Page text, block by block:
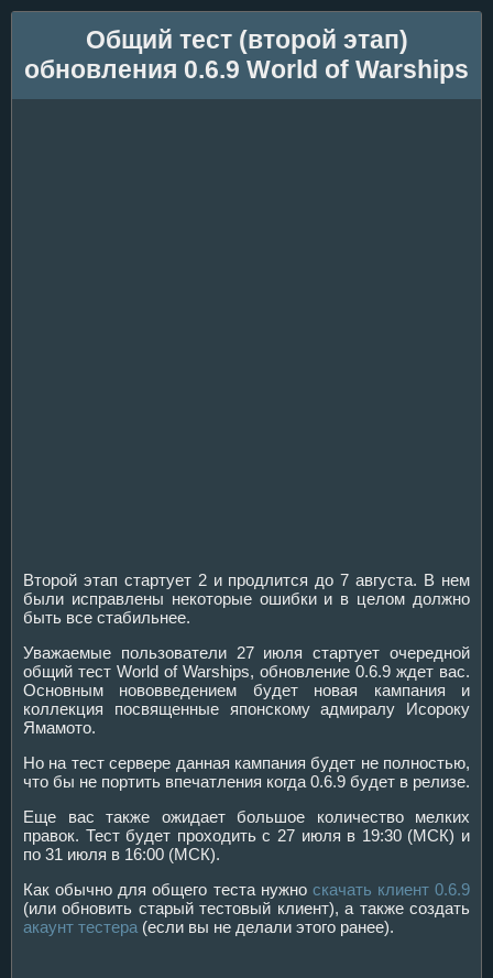
Общий тест (второй этап)
обновления 0.6.9 World of Warships
Второй этап стартует 2 и продлится до 7 августа. В нем
были исправлены некоторые ошибки и в целом должно
быть все стабильнее.
Уважаемые пользователи 27 июля стартует очередной
общий тест World of Warships, обновление 0.6.9 ждет вас.
Основным нововведением будет новая кампания и
коллекция посвященные японскому адмиралу Исороку
Ямамото.
Но на тест сервере данная кампания будет не полностью,
что бы не портить впечатления когда 0.6.9 будет в релизе.
Еще вас также ожидает большое количество мелких
правок. Тест будет проходить с 27 июля в 19:30 (МСК) и
по 31 июля в 16:00 (МСК).
Как обычно для общего теста нужно скачать клиент 0.6.9
(или обновить старый тестовый клиент), а также создать
акаунт тестера (если вы не делали этого ранее).